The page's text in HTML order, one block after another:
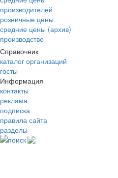
производителей
розничные цены
средние цены (архив)
производство
Справочник
каталог организаций
госты
Информация
контакты
реклама
подписка
правила сайта
разделы
поиск